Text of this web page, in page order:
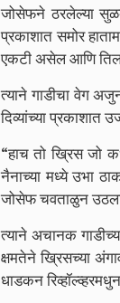
जोसेफने ठरलेल्या
प्रकाशात समोर
एकटी असेल आणि
त्याने गाडीचा वेग
दिव्यांच्या प्रकाशात
“हाच तो ख्रिस जो
नैनाच्या मध्ये उभा
जोसेफ चवताळुन
त्याने अचानक
क्षमतेने ख्रिसच्या
धाडकन